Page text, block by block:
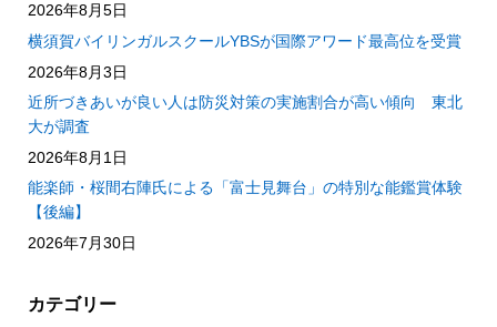
2026年8月5日
横須賀バイリンガルスクールYBSが国際アワード最高位を受賞
2026年8月3日
近所づきあいが良い人は防災対策の実施割合が高い傾向 東北
大が調査
2026年8月1日
能楽師・桜間右陣氏による「富士見舞台」の特別な能鑑賞体験
【後編】
2026年7月30日
カテゴリー